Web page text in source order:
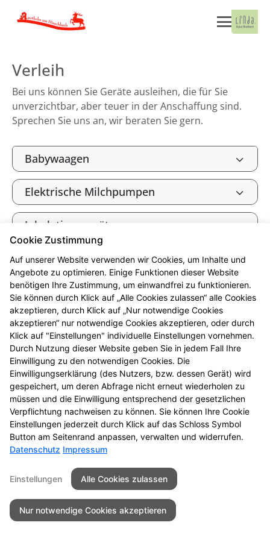
Verleih
Bei uns können Sie Geräte ausleihen, die für Sie
unverzichtbar, aber teuer in der Anschaffung sind.
Sprechen Sie uns an, wir beraten Sie gern.
Babywaagen
Elektrische Milchpumpen
Inhalationsgeräte
Seitenübersicht Kontakt
Impressum
Datenschutz
Barrierefreiheit
© 2026 Apotheke am Hirschbach
Cookie Zustimmung
Auf unserer Website verwenden wir Cookies, um Inhalte und
Angebote zu optimieren. Einige Funktionen dieser Website
benötigen Ihre Zustimmung, um einwandfrei zu funktionieren.
Sie können durch Klick auf „Alle Cookies zulassen“ alle Cookies
akzeptieren, durch Klick auf „Nur notwendige Cookies
akzeptieren“ nur notwendige Cookies akzeptieren, oder durch
Klick auf "Einstellungen" individuelle Einstellungen vornehmen.
Durch Nutzung dieser Website geben Sie in jedem Fall Ihre
Einwilligung zu den notwendigen Cookies. Die
Einwilligungserklärung (des Nutzers, bzw. dessen Gerät) wird
gespeichert, um deren Abfrage nicht erneut wiederholen zu
müssen und die Einwilligung entsprechend der gesetzlichen
Verpflichtung nachweisen zu können. Sie können Ihre Cookie
Einstellungen jederzeit durch Klick auf das Schloss Symbol
Button am Seitenrand anpassen, verwalten und widerrufen.
Datenschutz Impressum
Einstellungen Alle Cookies zulassen
Nur notwendige Cookies akzeptieren